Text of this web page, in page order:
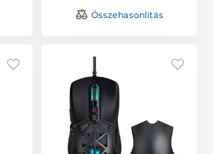
Összehasonlítás